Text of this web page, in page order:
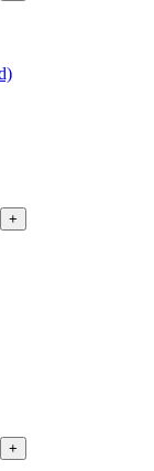
+
+